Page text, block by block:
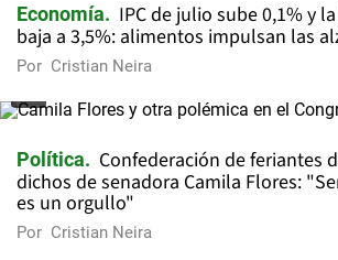
Economía
IPC de julio sube 0,1% y
baja a 3,5%: alimentos impulsan las
Por Cristian Neira
Política
Confederación de feriantes
dichos de senadora Camila Flores:
es un orgullo"
Por Cristian Neira